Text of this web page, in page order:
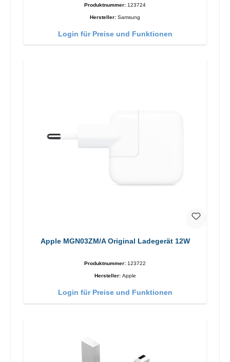
Produktnummer: 123724
Hersteller: Samsung
Login für Preise und Funktionen
Apple MGN03ZM/A Original Ladegerät 12W
Produktnummer: 123722
Hersteller: Apple
Login für Preise und Funktionen